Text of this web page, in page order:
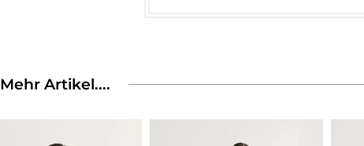
Mehr Artikel....